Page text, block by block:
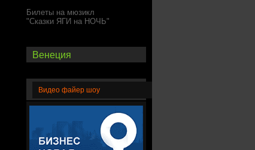
Билеты на мюзикл
"Сказки ЯГИ на НОЧЬ"
Венеция
Видео файер шоу